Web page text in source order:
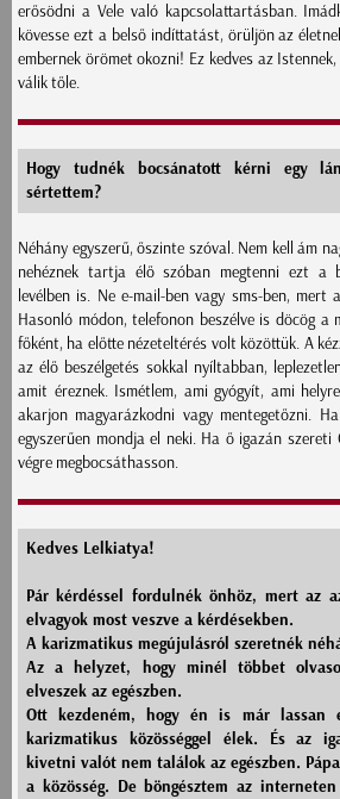
erősödni a Vele való kapcsolattartásban.
kövesse ezt a belső indíttatást, örüljön az
embernek örömet okozni! Ez kedves az
válik tőle.
Hogy tudnék bocsánatott kérni egy
sértettem?
Néhány egyszerű, őszinte szóval. Nem kell ám
nehéznek tartja élő szóban megtenni ezt a
levélben is. Ne e-mail-ben vagy sms-ben, mert
Hasonló módon, telefonon beszélve is döcög a
főként, ha előtte nézeteltérés volt közöttük. A
az élő beszélgetés sokkal nyíltabban,
amit éreznek. Ismétlem, ami gyógyít, ami
akarjon magyarázkodni vagy mentegetőzni.
egyszerűen mondja el neki. Ha ő igazán
végre megbocsáthasson.
Kedves Lelkiatya!
Pár kérdéssel fordulnék önhöz, mert az
elvagyok most veszve a kérdésekben.
A karizmatikus megújulásról szeretnék
Az a helyzet, hogy minél többet
elveszek az egészben.
Ott kezdeném, hogy én is már lassan
karizmatikus közösséggel élek. És az
kivetni valót nem találok az egészben.
a közösség. De böngésztem az